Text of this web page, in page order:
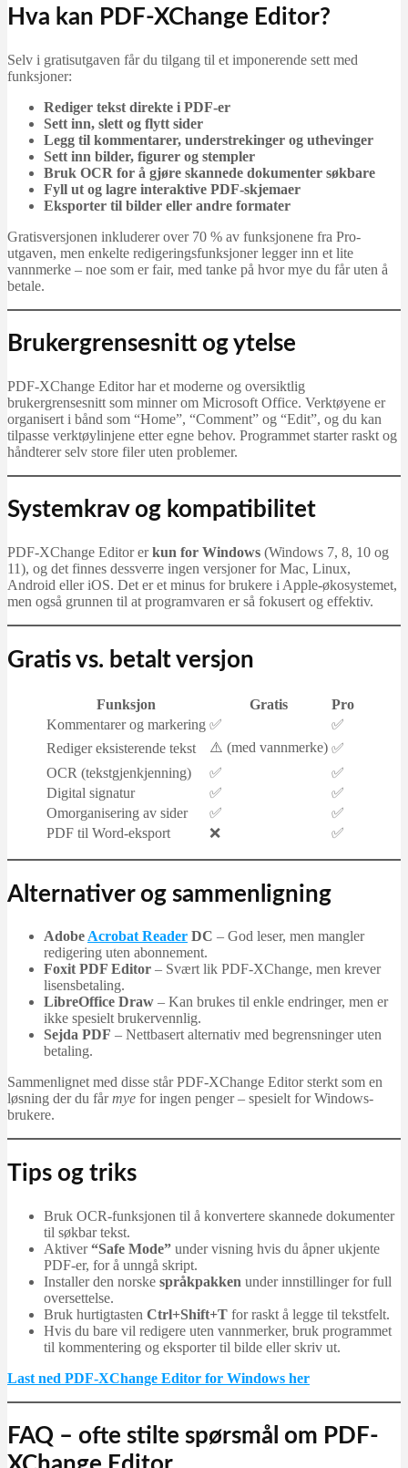
Hva kan PDF-XChange Editor?
Selv i gratisutgaven får du tilgang til et imponerende sett med
funksjoner:
Rediger tekst direkte i PDF-er
Sett inn, slett og flytt sider
Legg til kommentarer, understrekinger og uthevinger
Sett inn bilder, figurer og stempler
Bruk OCR for å gjøre skannede dokumenter søkbare
Fyll ut og lagre interaktive PDF-skjemaer
Eksporter til bilder eller andre formater
Gratisversjonen inkluderer over 70 % av funksjonene fra Pro-
utgaven, men enkelte redigeringsfunksjoner legger inn et lite
vannmerke – noe som er fair, med tanke på hvor mye du får uten å
betale.
Brukergrensesnitt og ytelse
PDF-XChange Editor har et moderne og oversiktlig
brukergrensesnitt som minner om Microsoft Office. Verktøyene er
organisert i bånd som “Home”, “Comment” og “Edit”, og du kan
tilpasse verktøylinjene etter egne behov. Programmet starter raskt og
håndterer selv store filer uten problemer.
Systemkrav og kompatibilitet
PDF-XChange Editor erkun for Windows (Windows 7, 8, 10 og
11), og det finnes dessverre ingen versjoner for Mac, Linux,
Android eller iOS. Det er et minus for brukere i Apple-økosystemet,
men også grunnen til at programvaren er så fokusert og effektiv.
Gratis vs. betalt versjon
Funksjon Gratis
Pro
Kommentarer og markering ✅
✅
Rediger eksisterende tekst
⚠️ (med vannmerke) ✅
OCR (tekstgjenkjenning)
✅
✅
Digital signatur
✅
✅
Omorganisering av sider
✅
✅
PDF til Word-eksport
❌ ✅
Alternativer og sammenligning
Adobe Acrobat Reader DC – God leser, men mangler
redigering uten abonnement.
Foxit PDF Editor – Svært lik PDF-XChange, men krever
lisensbetaling.
LibreOffice Draw – Kan brukes til enkle endringer, men er
ikke spesielt brukervennlig.
Sejda PDF – Nettbasert alternativ med begrensninger uten
betaling.
Sammenlignet med disse står PDF-XChange Editor sterkt som en
løsning der du fårmye for ingen penger – spesielt for Windows-
brukere.
Tips og triks
Bruk OCR-funksjonen til å konvertere skannede dokumenter
til søkbar tekst.
Aktiver“Safe Mode” under visning hvis du åpner ukjente
PDF-er, for å unngå skript.
Installer den norske språkpakken under innstillinger for full
oversettelse.
Bruk hurtigtasten Ctrl+Shift+T for raskt å legge til tekstfelt.
Hvis du bare vil redigere uten vannmerker, bruk programmet
til kommentering og eksporter til bilde eller skriv ut.
Last ned PDF-XChange Editor for Windows her
FAQ – ofte stilte spørsmål om PDF-